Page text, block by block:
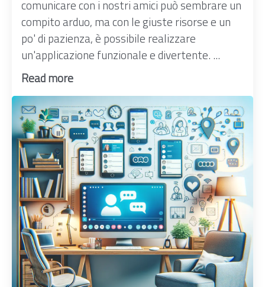
comunicare con i nostri amici può sembrare un
compito arduo, ma con le giuste risorse e un
po' di pazienza, è possibile realizzare
un'applicazione funzionale e divertente. ...
Read more